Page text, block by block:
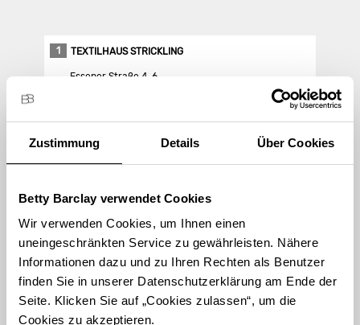
Zustimmung Details Über Cookies
Betty Barclay verwendet Cookies
Wir verwenden Cookies, um Ihnen einen
uneingeschränkten Service zu gewährleisten. Nähere
Informationen dazu und zu Ihren Rechten als Benutzer
finden Sie in unserer Datenschutzerklärung am Ende der
Seite. Klicken Sie auf „Cookies zulassen“, um die
Cookies zu akzeptieren.
1 TEXTILHAUS STRICKLING
Essener Straße 4-6
Store Landing-Page